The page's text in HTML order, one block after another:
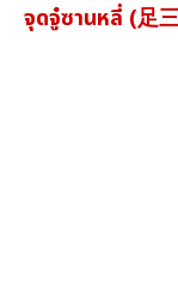
จุดจู๋ซานหลี่ (足